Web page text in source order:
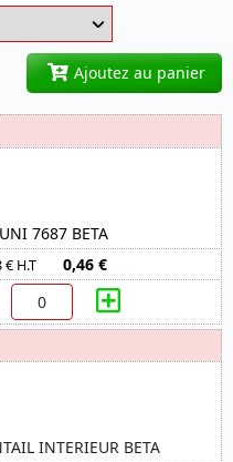
Ajoutez au panier
7687 BETA
€ H.T 0,46 €
INTERIEUR BETA